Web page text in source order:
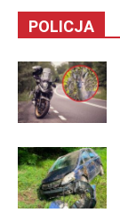
POLICJA